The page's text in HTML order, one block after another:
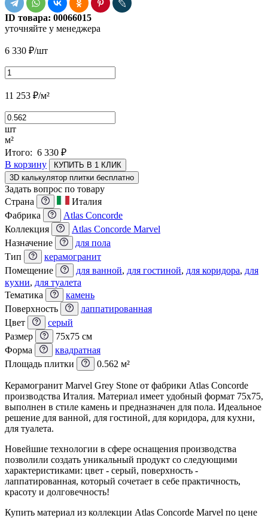
ID товара: 00066015
уточняйте у менеджера
6 330 ₽/шт
11 253 ₽/м²
шт
м²
Итого: 6 330 ₽
В корзину
КУПИТЬ В 1 КЛИК
3D калькулятор плитки бесплатно
Задать вопрос по товару
Страна
Италия
Фабрика
Atlas Concorde
Коллекция
Atlas Concorde Marvel
Назначение
для пола
Тип
керамогранит
Помещение
для ванной, для гостиной, для коридора, для
кухни, для туалета
Тематика
камень
Поверхность
лаппатированная
Цвет
серый
Размер
75x75 см
Форма
квадратная
Площадь плитки
0.562 м²
Керамогранит Marvel Grey Stone от фабрики Atlas Concorde
производства Италия. Материал имеет удобный формат 75x75,
выполнен в стиле камень и предназначен для пола. Идеальное
решение для ванной, для гостиной, для коридора, для кухни,
для туалета.
Новейшие технологии в сфере оснащения производства
позволили создать уникальный продукт со следующими
характеристиками: цвет - серый, поверхность -
лаппатированная, который сочетает в себе практичность,
красоту и долговечность!
Купить материал из коллекции Atlas Concorde Marvel по цене